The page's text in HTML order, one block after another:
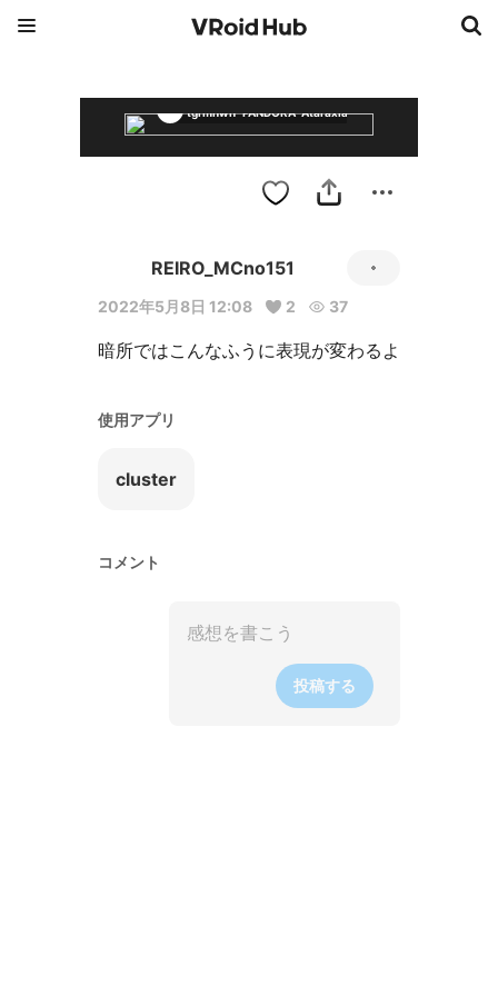
tgrmnwn "PANDORA" Ataraxia
REIRO_MCno151
2022年5月8日 12:08 2 37
暗所ではこんなふうに表現が変わるよ
使用アプリ
cluster
コメント
投稿する